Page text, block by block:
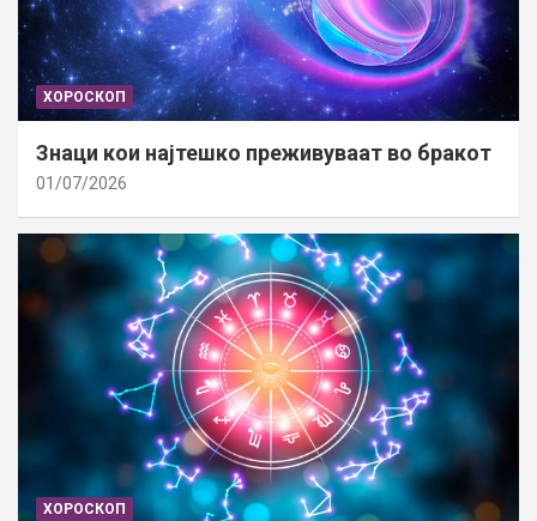
ХОРОСКОП
Знаци кои најтешко преживуваат во бракот
01/07/2026
ХОРОСКОП